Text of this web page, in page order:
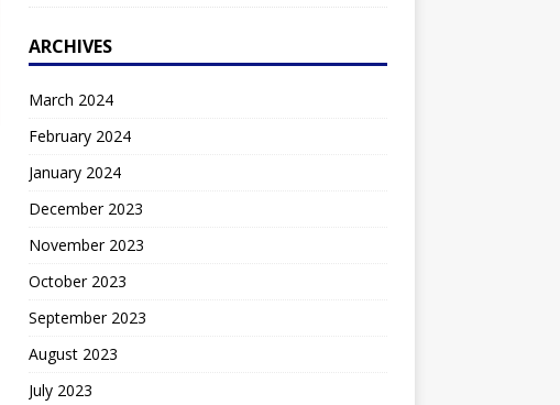
ARCHIVES
March 2024
February 2024
January 2024
December 2023
November 2023
October 2023
September 2023
August 2023
July 2023